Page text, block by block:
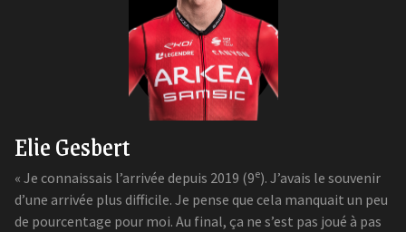
Elie Gesbert
« Je connaissais l’arrivée depuis 2019 (9e). J’avais le souvenir
d’une arrivée plus difficile. Je pense que cela manquait un peu
de pourcentage pour moi. Au final, ça ne s’est pas joué à pas